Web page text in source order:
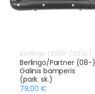
Berlingo (2008-/2012-)
Berlingo/Partner (08-)
Galinis bamperis
(park. sk.)
79,00 €